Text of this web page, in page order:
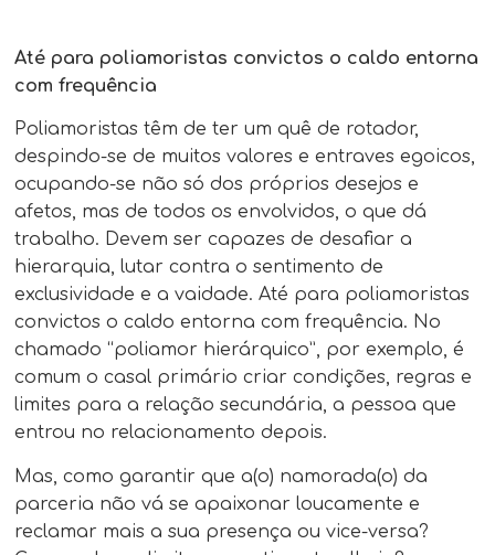
Até para poliamoristas convictos o caldo entorna
com frequência
Poliamoristas têm de ter um quê de rotador,
despindo-se de muitos valores e entraves egoicos,
ocupando-se não só dos próprios desejos e
afetos, mas de todos os envolvidos, o que dá
trabalho. Devem ser capazes de desafiar a
hierarquia, lutar contra o sentimento de
exclusividade e a vaidade. Até para poliamoristas
convictos o caldo entorna com frequência. No
chamado “poliamor hierárquico”, por exemplo, é
comum o casal primário criar condições, regras e
limites para a relação secundária, a pessoa que
entrou no relacionamento depois.
Mas, como garantir que a(o) namorada(o) da
parceria não vá se apaixonar loucamente e
reclamar mais a sua presença ou vice-versa?